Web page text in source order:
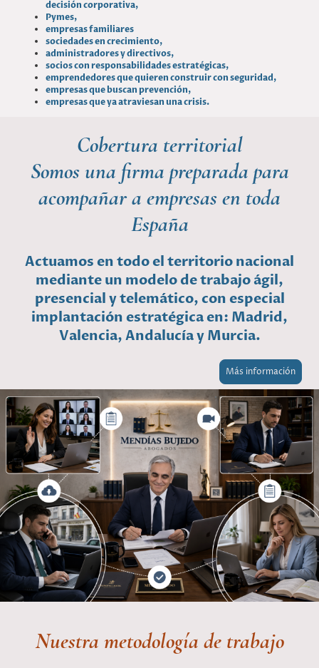
decisión corporativa,
Pymes,
empresas familiares
sociedades en crecimiento,
administradores y directivos,
socios con responsabilidades estratégicas,
emprendedores que quieren construir con seguridad,
empresas que buscan prevención,
empresas que ya atraviesan una crisis.
Cobertura territorial
Somos una firma preparada para
acompañar a empresas en toda
España
Actuamos en todo el territorio nacional
mediante un modelo de trabajo ágil,
presencial y telemático, con especial
implantación estratégica en: Madrid,
Valencia, Andalucía y Murcia.
Más información
Nuestra metodología de trabajo